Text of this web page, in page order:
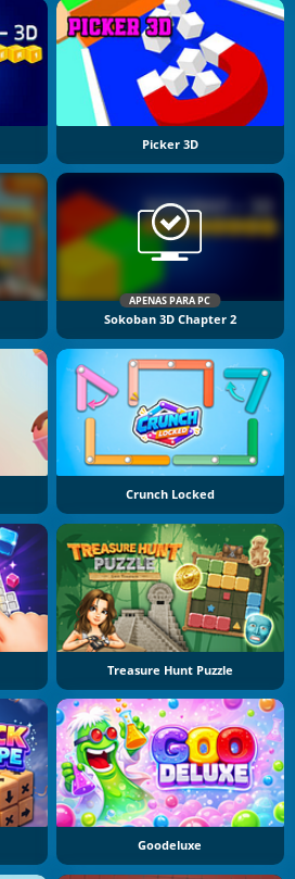
Picker 3D
APENAS PARA PC
Sokoban 3D Chapter 2
Crunch Locked
Treasure Hunt Puzzle
Goodeluxe